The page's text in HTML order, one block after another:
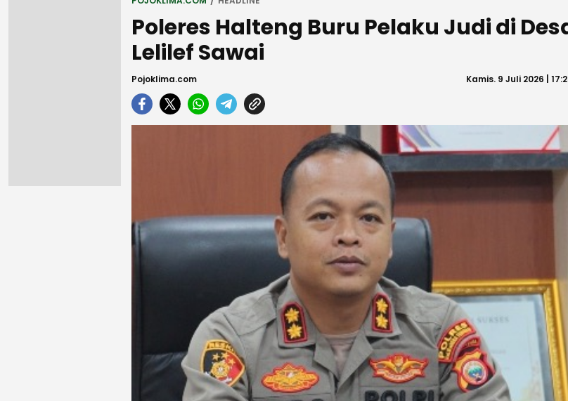
Poleres Halteng Buru Pelaku Judi di
Lelilef Sawai
Pojoklima.com Kamis. 9 Juli 2026 |